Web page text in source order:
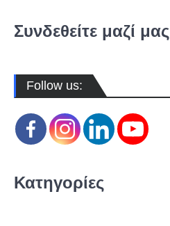
Συνδεθείτε μαζί μας
Follow us:
Κατηγορίες